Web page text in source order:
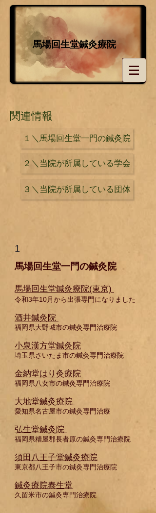
経絡治療による鍼灸専門の治療院
馬場回生堂鍼灸療院
関連情報
１＼馬場回生堂一門の鍼灸院
２＼当院が所属している学会
３＼当院が所属している団体
1
馬場回生堂一門の鍼灸院
馬場回生堂鍼灸療院(東京)
令和3年10月から出張専門になりました
酒井鍼灸院
福岡県大野城市の鍼灸専門治療院
小泉漢方堂鍼灸院
埼玉県さいたま市の鍼灸専門治療院
金納堂はり灸療院
福岡県八女市の鍼灸専門治療院
大地堂鍼灸療院
愛知県名古屋市の鍼灸専門治療
弘生堂鍼灸院
福岡県糟屋郡長者原の鍼灸専門治療院
須田八王子堂鍼灸療院
東京都八王子市の鍼灸専門治療院
鍼灸療院泰生堂
久留米市の鍼灸専門治療院